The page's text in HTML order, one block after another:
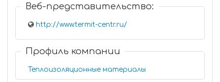
Веб-представительство:
http://www.termit-centr.ru/
Профиль компании
Теплоизоляционные материалы